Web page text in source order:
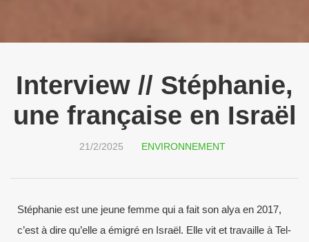
Interview // Stéphanie,
une française en Israël
21/2/2025 ENVIRONNEMENT
Stéphanie est une jeune femme qui a fait son alya en 2017,
c’est à dire qu’elle a émigré en Israël. Elle vit et travaille à Tel-